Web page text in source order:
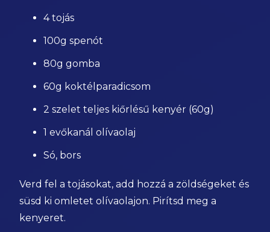
4 tojás
100g spenót
80g gomba
60g koktélparadicsom
2 szelet teljes kiőrlésű kenyér (60g)
1 evőkanál olívaolaj
Só, bors
Verd fel a tojásokat, add hozzá a zöldségeket és
süsd ki omletet olívaolajon. Pirítsd meg a
kenyeret.